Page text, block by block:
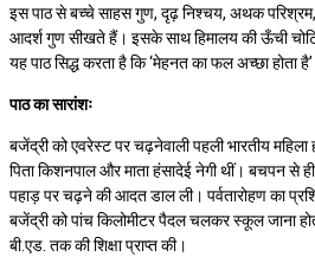
इस पाठ से बच्चे साहस गुण, दृढ़ निश्चय, अथक परिश्रम,
आदर्श गुण सीखते हैं। इसके साथ हिमालय की ऊँची
यह पाठ सिद्ध करता है कि ‘मेहनत का फल अच्छा होता
पाठ का सारांशः
बजेंद्री को एवरेस्ट पर चढ़नेवाली पहली भारतीय महिला
पिता किशनपाल और माता हंसादेई नेगी थीं। बचपन से
पहाड़ पर चढ़ने की आदत डाल ली। पर्वतारोहण का
बजेंद्री को पांच किलोमीटर पैदल चलकर स्कूल जाना
बी.एड. तक की शिक्षा प्राप्त की।